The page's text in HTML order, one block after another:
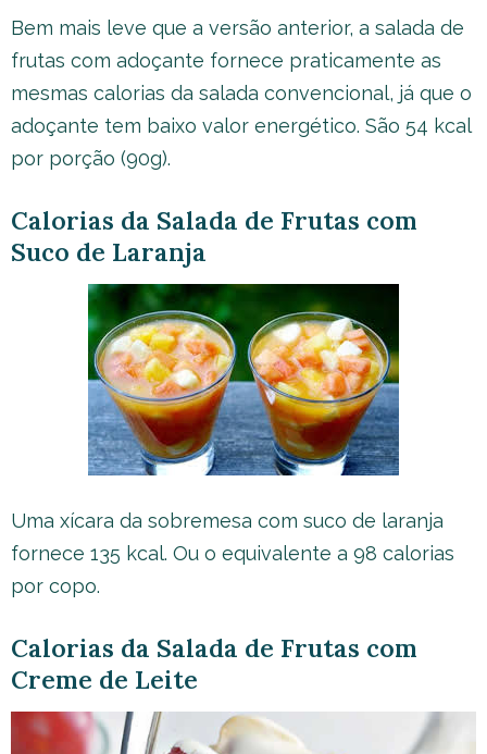
Bem mais leve que a versão anterior, a salada de
frutas com adoçante fornece praticamente as
mesmas calorias da salada convencional, já que o
adoçante tem baixo valor energético. São 54 kcal
por porção (90g).
Calorias da Salada de Frutas com
Suco de Laranja
Uma xícara da sobremesa com suco de laranja
fornece 135 kcal. Ou o equivalente a 98 calorias
por copo.
Calorias da Salada de Frutas com
Creme de Leite